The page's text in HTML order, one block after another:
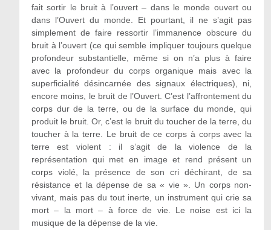
fait sortir le bruit à l’ouvert – dans le monde ouvert ou
dans l’Ouvert du monde. Et pourtant, il ne s’agit pas
simplement de faire ressortir l’immanence obscure du
bruit à l’ouvert (ce qui semble impliquer toujours quelque
profondeur substantielle, même si on n’a plus à faire
avec la profondeur du corps organique mais avec la
superficialité désincarnée des signaux électriques), ni,
encore moins, le bruit de l’Ouvert. C’est l’affrontement du
corps dur de la terre, ou de la surface du monde, qui
produit le bruit. Or, c’est le bruit du toucher de la terre, du
toucher à la terre. Le bruit de ce corps à corps avec la
terre est violent : il s’agit de la violence de la
représentation qui met en image et rend présent un
corps violé, la présence de son cri déchirant, de sa
résistance et la dépense de sa « vie ». Un corps non-
vivant, mais pas du tout inerte, un instrument qui crie sa
mort – la mort – à force de vie. Le noise est ici la
musique de la dépense de la vie.